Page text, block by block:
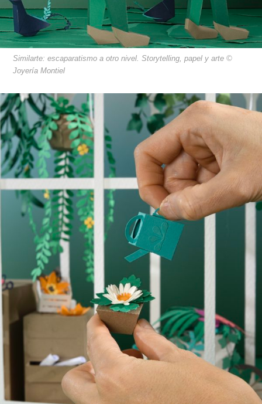
Similarte: escaparatismo a otro nivel. Storytelling, papel y arte ©
Joyería Montiel